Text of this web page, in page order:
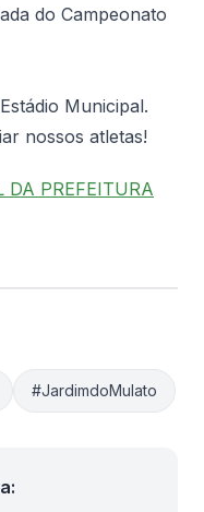
do Campeonato
Municipal.
nossos atletas!
DA PREFEITURA
#JardimdoMulato